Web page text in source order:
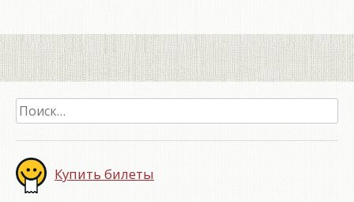
Найти:
Купить билеты